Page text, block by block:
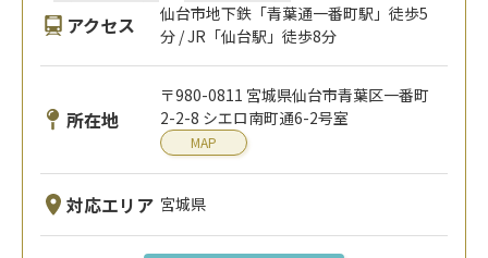
アクセス
仙台市地下鉄「青葉通一番町駅」徒歩5
分 / JR「仙台駅」徒歩8分
所在地
〒980-0811 宮城県仙台市青葉区一番町
2-2-8 シエロ南町通6-2号室
MAP
対応エリア 宮城県